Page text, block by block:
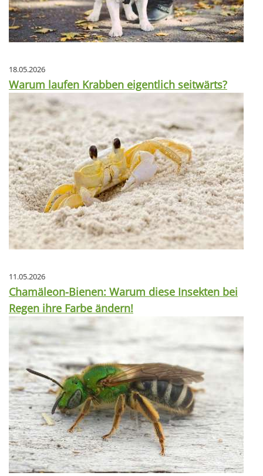
18.05.2026
Warum laufen Krabben eigentlich seitwärts?
11.05.2026
Chamäleon-Bienen: Warum diese Insekten bei
Regen ihre Farbe ändern!